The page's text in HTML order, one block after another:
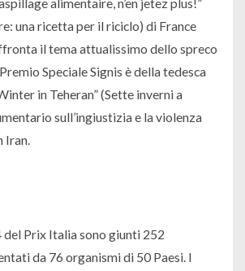
alimentaire, n’en jetez plus!”
una ricetta per il riciclo) di France
il tema attualissimo dello spreco
Speciale Signis è della tedesca
in Teheran” (Sette inverni a
sull’ingiustizia e la violenza
Iran.
del Prix Italia sono giunti 252
da 76 organismi di 50 Paesi. I